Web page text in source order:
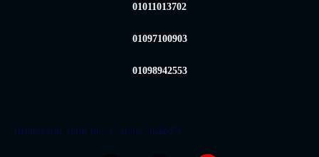
01011013702
01097100903
01098942553
[jetpackcrm_form id="1" style="naked"]